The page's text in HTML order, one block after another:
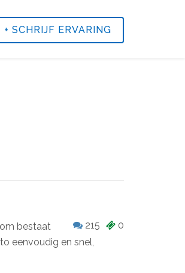
+ SCHRIJF ERVARING
0
215
bestaat
eenvoudig en snel,